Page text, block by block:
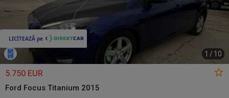
1 / 10
5.750 EUR
Ford Focus Titanium 2015